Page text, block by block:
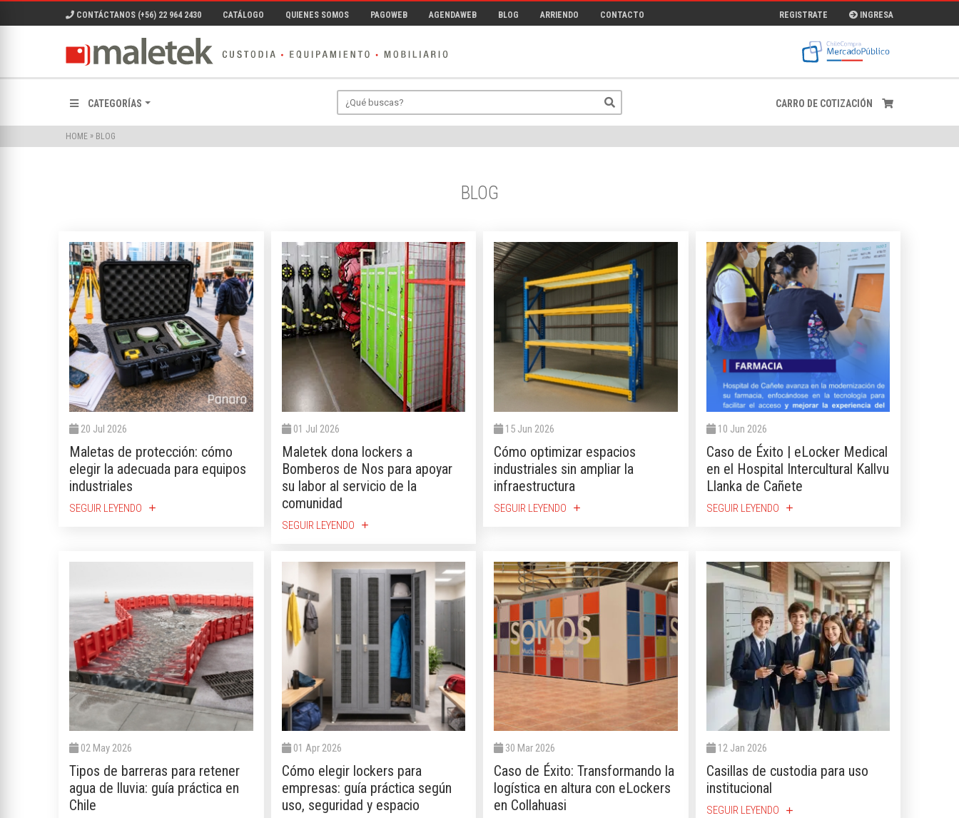
CONTÁCTANOS (+56) 22 964 2430 CATÁLOGO QUIENES SOMOS PAGOWEB AGENDAWEB BLOG ARRIENDO CONTACTO REGISTRATE INGRESA
CATEGORÍAS CARRO DE COTIZACIÓN
HOME » BLOG
BLOG
20 Jul 2026
Maletas de protección: cómo
elegir la adecuada para equipos
industriales
SEGUIR LEYENDO add
01 Jul 2026
Maletek dona lockers a
Bomberos de Nos para apoyar
su labor al servicio de la
comunidad
SEGUIR LEYENDO add
15 Jun 2026
Cómo optimizar espacios
industriales sin ampliar la
infraestructura
SEGUIR LEYENDO add
10 Jun 2026
Caso de Éxito | eLocker Medical
en el Hospital Intercultural Kallvu
Llanka de Cañete
SEGUIR LEYENDO add
02 May 2026
Tipos de barreras para retener
agua de lluvia: guía práctica en
Chile
01 Apr 2026
Cómo elegir lockers para
empresas: guía práctica según
uso, seguridad y espacio
30 Mar 2026
Caso de Éxito: Transformando la
logística en altura con eLockers
en Collahuasi
12 Jan 2026
Casillas de custodia para uso
institucional
SEGUIR LEYENDO add